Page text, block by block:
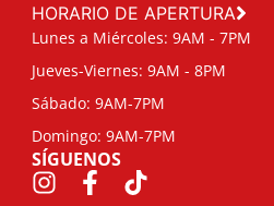
HORARIO DE APERTURA
Lunes a Miércoles: 9AM - 7PM
Jueves-Viernes: 9AM - 8PM
Sábado: 9AM-7PM
Domingo: 9AM-7PM
SÍGUENOS